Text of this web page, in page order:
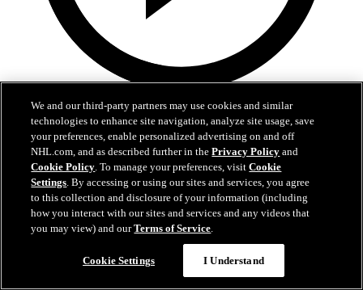
1:05
V češtině: Teč Gadjoviche po Noskově střele
Na Nova Sportu: Gadjovich tečoval pokus Noska
10. kvě 2025
We and our third-party partners may use cookies and similar
technologies to enhance site navigation, analyze site usage, save
your preferences, enable personalized advertising on and off
NHL.com, and as described further in thePrivacy Policy and
Cookie Policy. To manage your preferences, visitCookie
Settings. By accessing or using our sites and services, you agree
to this collection and disclosure of your information (including
how you interact with our sites and services and any videos that
you may view) and ourTerms of Service.
Cookie Settings I Understand